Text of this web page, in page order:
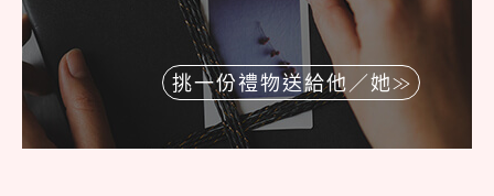
挑一份禮物送給他／她